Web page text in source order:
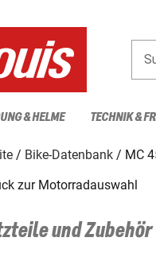
& HELME TECHNIK &
Bike-Datenbank
MC
zur Motorradauswahl
und